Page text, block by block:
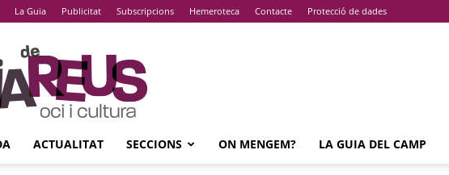
La Guia Publicitat Subscripcions Hemeroteca Contacte Protecció de dades
La
Guia
De
Reus
ACTUALITAT SECCIONS ON MENGEM? LA GUIA DEL CAMP